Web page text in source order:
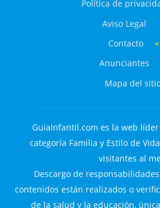
Política de
Aviso Legal
Contacto
Anunciantes
Mapa del
GuiaInfantil.com es la web
categoría Familia y Estilo de
visitantes al
Descargo de
contenidos están realizados o
de la salud y la educación,